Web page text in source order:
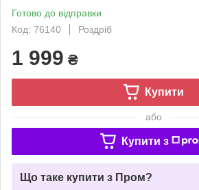
Готово до відправки
Код: 76140
Роздріб
1 999 ₴
Купити
або
Купити з
Що таке купити з Пром?